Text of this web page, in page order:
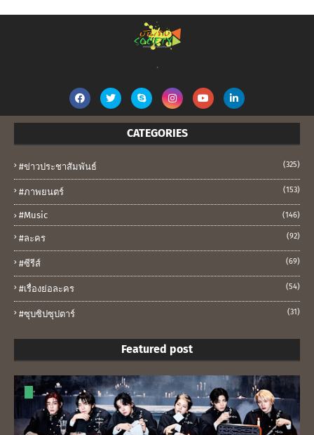
.
CATEGORIES
#ข่าวประชาสัมพันธ์ (325)
#ภาพยนตร์ (153)
#music (146)
#ละคร (92)
#ซีรีส์ (69)
#เรื่องย่อละคร (54)
#ซุบซิปซุปตาร์ (31)
Featured post